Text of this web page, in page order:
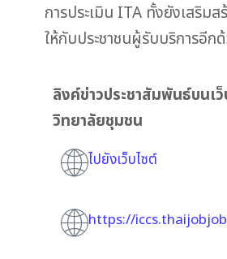
การประเมิน ITA ทั้งยังเสริมส
ให้กับประชาชนผู้รับบริการอีก
ลิงค์ข่าวประชาสัมพันธ์บนเ
วิทยาลัยชุมชน
ไปยังเว็บไซต์
https://